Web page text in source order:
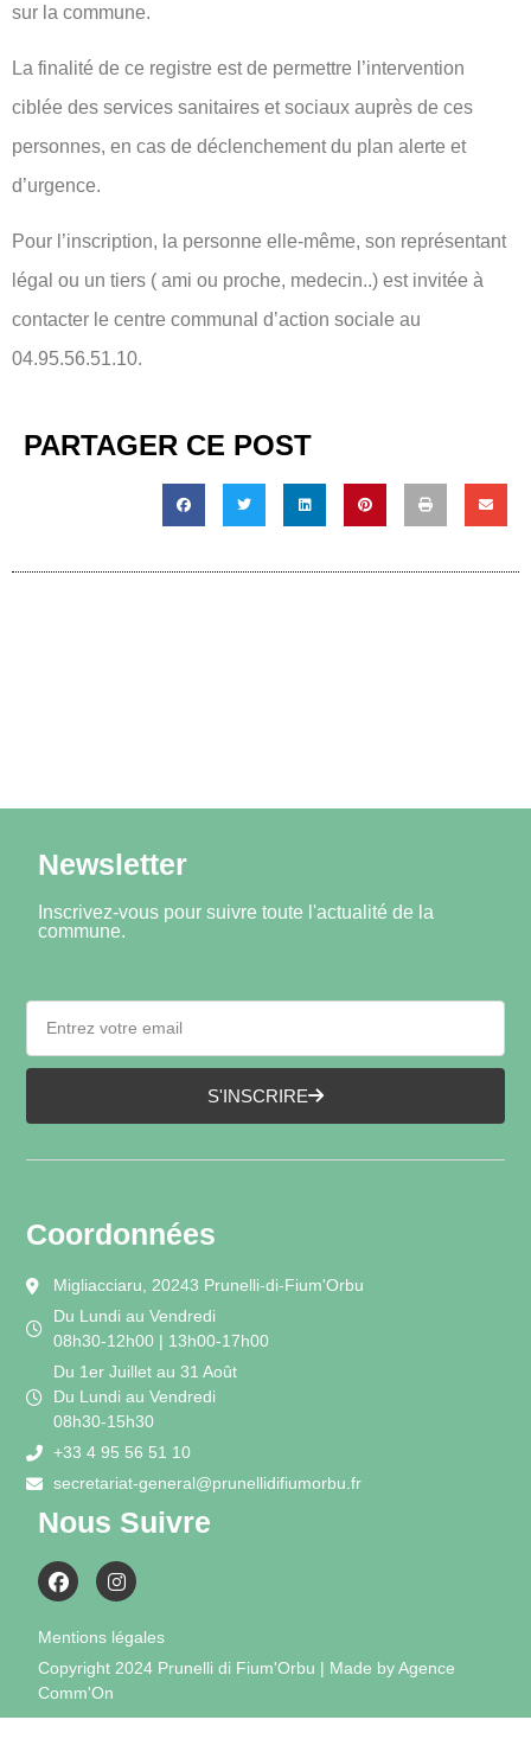
sur la commune.
La finalité de ce registre est de permettre l’intervention
ciblée des services sanitaires et sociaux auprès de ces
personnes, en cas de déclenchement du plan alerte et
d’urgence.
Pour l’inscription, la personne elle-même, son représentant
légal ou un tiers ( ami ou proche, medecin..) est invitée à
contacter le centre communal d’action sociale au
04.95.56.51.10.
PARTAGER CE POST
Newsletter
Inscrivez-vous pour suivre toute l'actualité de la
commune.
S'INSCRIRE
Coordonnées
Migliacciaru, 20243 Prunelli-di-Fium'Orbu
Du Lundi au Vendredi
08h30-12h00 | 13h00-17h00
Du 1er Juillet au 31 Août
Du Lundi au Vendredi
08h30-15h30
+33 4 95 56 51 10
secretariat-general@prunellidifiumorbu.fr
Nous Suivre
Mentions légales
Copyright 2024 Prunelli di Fium'Orbu | Made by Agence
Comm'On